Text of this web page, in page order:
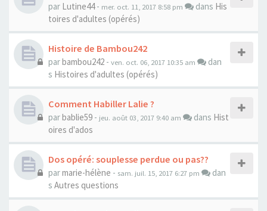
par Lutine44- mer. oct. 11, 2017 8:58 pm dans His
toires d'adultes (opérés)
Histoire de Bambou242
parbambou242 - ven. oct. 06, 2017 10:35 am
dan
s Histoires d'adultes (opérés)
Comment Habiller Lalie ?
parbablie59 - jeu. août 03, 2017 9:40 am dans Hist
oires d'ados
Dos opéré: souplesse perdue ou pas??
parmarie-hélène - sam. juil. 15, 2017 6:27 pm
dan
s Autres questions